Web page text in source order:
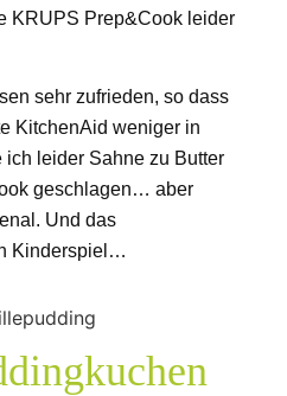
KRUPS Prep&Cook leider
sehr zufrieden, so dass
KitchenAid weniger in
ich leider Sahne zu Butter
geschlagen… aber
Und das
Kinderspiel…